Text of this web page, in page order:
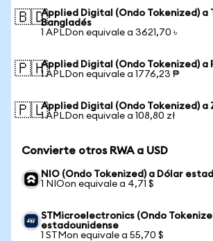
🇧🇩Applied Digital (Ondo Tokenized) a
Bangladés
1 APLDon equivale a 3621,70 ৳
🇵🇭Applied Digital (Ondo Tokenized) a
1 APLDon equivale a 1776,23 ₱
🇵🇱Applied Digital (Ondo Tokenized) a
1 APLDon equivale a 108,80 zł
Convierte otros RWA a USD
NIO (Ondo Tokenized) a Dólar
1 NIOon equivale a 4,71 $
STMicroelectronics (Ondo
estadounidense
1 STMon equivale a 55,70 $